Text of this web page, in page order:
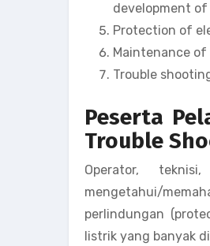
development
Protection of
Maintenance of
Trouble
Peserta
Trouble
Operator,
mengetahui/
perlindungan
listrik yang banyak